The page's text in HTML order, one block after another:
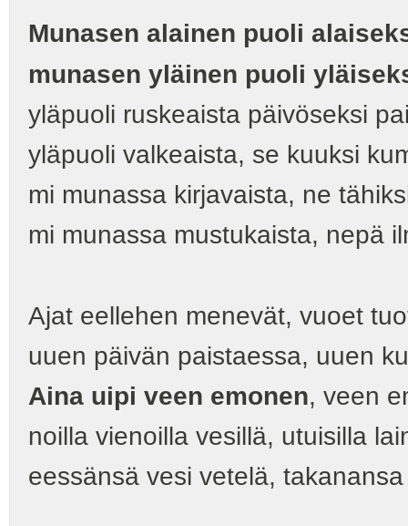
Munasen alainen puoli
munasen yläinen puoli
yläpuoli ruskeaista päivöseksi
yläpuoli valkeaista, se kuuksi
mi munassa kirjavaista, ne
mi munassa mustukaista, nepä
Ajat eellehen menevät, vuoet
uuen päivän paistaessa, uuen
Aina uipi veen emonen, veen
noilla vienoilla vesillä, utuisilla
eessänsä vesi vetelä,